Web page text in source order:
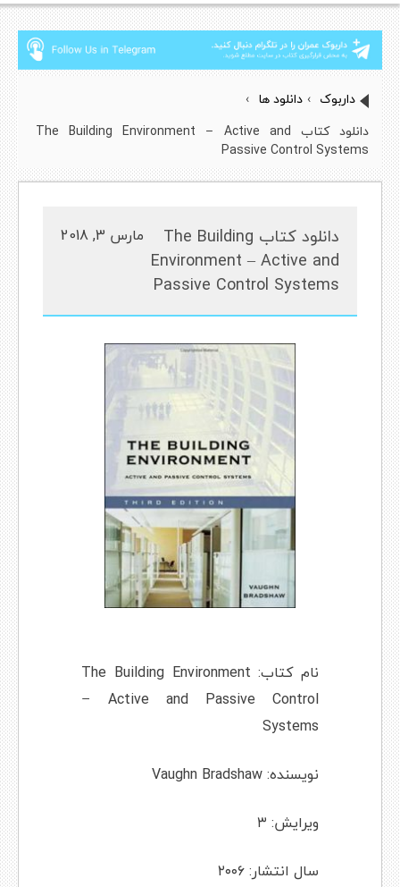
داربوک › دانلود ها ›
دانلود کتاب The Building Environment – Active and
Passive Control Systems
دانلود کتاب The Building
Environment – Active and
Passive Control Systems
مارس 3, 2018
نام کتاب: The Building Environment
– Active and Passive Control
Systems
نویسنده: Vaughn Bradshaw
ویرایش: ۳
سال انتشار: ۲۰۰۶